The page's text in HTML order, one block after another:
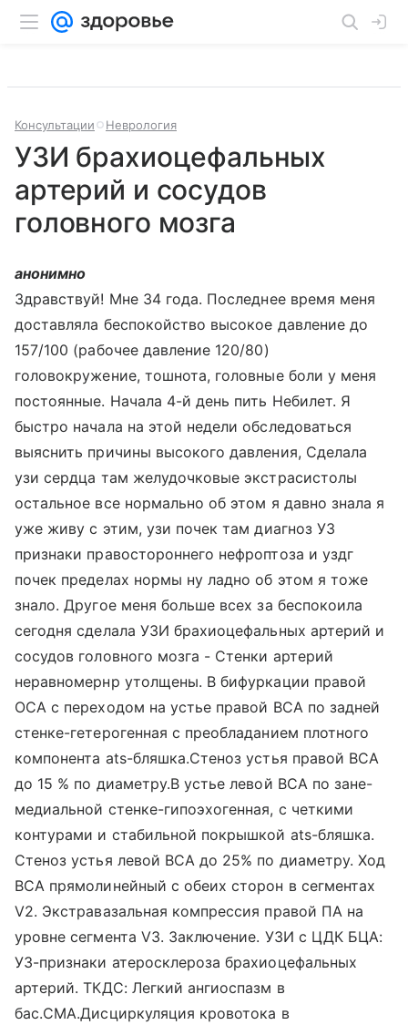
Консультации Неврология
УЗИ брахиоцефальных
артерий и сосудов
головного мозга
анонимно
Здравствуй! Мне 34 года. Последнее время меня
доставляла беспокойство высокое давление до
157/100 (рабочее давление 120/80)
головокружение, тошнота, головные боли у меня
постоянные. Начала 4-й день пить Небилет. Я
быстро начала на этой недели обследоваться
выяснить причины высокого давления, Сделала
узи сердца там желудочковые экстрасистолы
остальное все нормально об этом я давно знала я
уже живу с этим, узи почек там диагноз УЗ
признаки правостороннего нефроптоза и уздг
почек пределах нормы ну ладно об этом я тоже
знало. Другое меня больше всех за беспокоила
сегодня сделала УЗИ брахиоцефальных артерий и
сосудов головного мозга - Стенки артерий
неравномернр утолщены. В бифуркации правой
ОСА с переходом на устье правой ВСА по задней
стенке-гетерогенная с преобладанием плотного
компонента ats-бляшка.Стеноз устья правой ВСА
до 15 % по диаметру.В устье левой ВСА по зане-
медиальной стенке-гипоэхогенная, с четкими
контурами и стабильной покрышкой ats-бляшка.
Стеноз устья левой ВСА до 25% по диаметру. Ход
ВСА прямолинейный с обеих сторон в сегментах
V2. Экстравазальная компрессия правой ПА на
уровне сегмента V3. Заключение. УЗИ с ЦДК БЦА:
УЗ-признаки атеросклероза брахиоцефальных
артерий. ТКДС: Легкий ангиоспазм в
бас.СМА.Дисциркуляция кровотока в